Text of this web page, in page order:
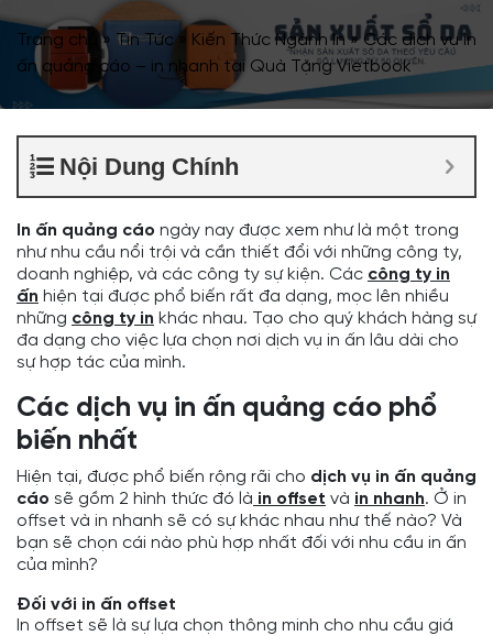
Trang chủ » Tin Tức» Kiến Thức Ngành In»Các dịch vụ in
ấn quảng cáo – in nhanh tại Quà Tặng Vietbook
Nội Dung Chính
In ấn quảng cáo ngày nay được xem như là một trong
như nhu cầu nổi trội và cần thiết đổi với những công ty,
doanh nghiệp, và các công ty sự kiện. Các công ty in
ấn hiện tại được phổ biến rất đa dạng, mọc lên nhiều
những công ty in khác nhau. Tạo cho quý khách hàng sự
đa dạng cho việc lựa chọn nơi dịch vụ in ấn lâu dài cho
sự hợp tác của mình.
Các dịch vụ in ấn quảng cáo phổ
biến nhất
Hiện tại, được phổ biến rộng rãi cho dịch vụ in ấn quảng
cáo sẽ gồm 2 hình thức đó là in offset và in nhanh. Ở in
offset và in nhanh sẽ có sự khác nhau như thế nào? Và
bạn sẽ chọn cái nào phù hợp nhất đối với nhu cầu in ấn
của mình?
Đối với in ấn offset
In offset sẽ là sự lựa chọn thông minh cho nhu cầu giá